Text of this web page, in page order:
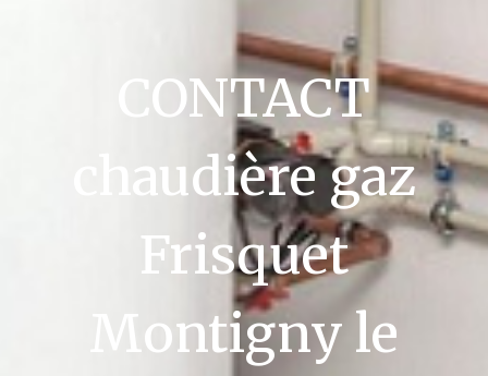
CONTACT
chaudière gaz
Frisquet
Montigny le